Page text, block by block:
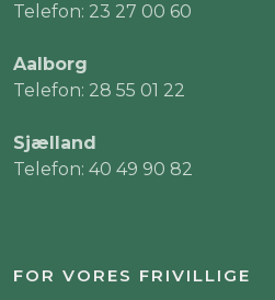
Telefon: 23 27 00 60
Aalborg
Telefon: 28 55 01 22
Sjælland
Telefon: 40 49 90 82
FOR VORES FRIVILLIGE